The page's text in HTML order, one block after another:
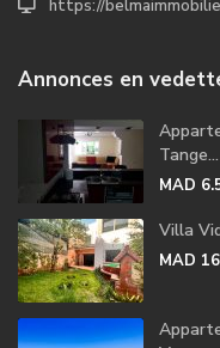
https://
Annonces en
Tange...
MAD
Villa
MAD